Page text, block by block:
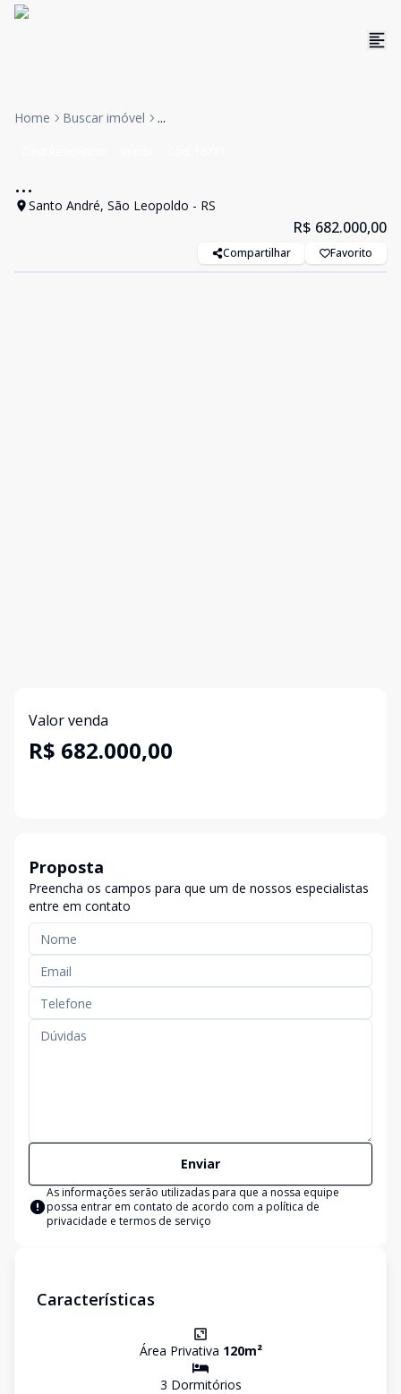
Home Buscar imóvel ...
...
Santo André, São Leopoldo - RS
R$ 682.000,00
Compartilhar Favorito
Valor venda
R$ 682.000,00
Proposta
Preencha os campos para que um de nossos especialistas
entre em contato
Enviar
As informações serão utilizadas para que a nossa equipe
possa entrar em contato de acordo com a política de
privacidade e termos de serviço
Características
Área Privativa 120m²
3 Dormitórios